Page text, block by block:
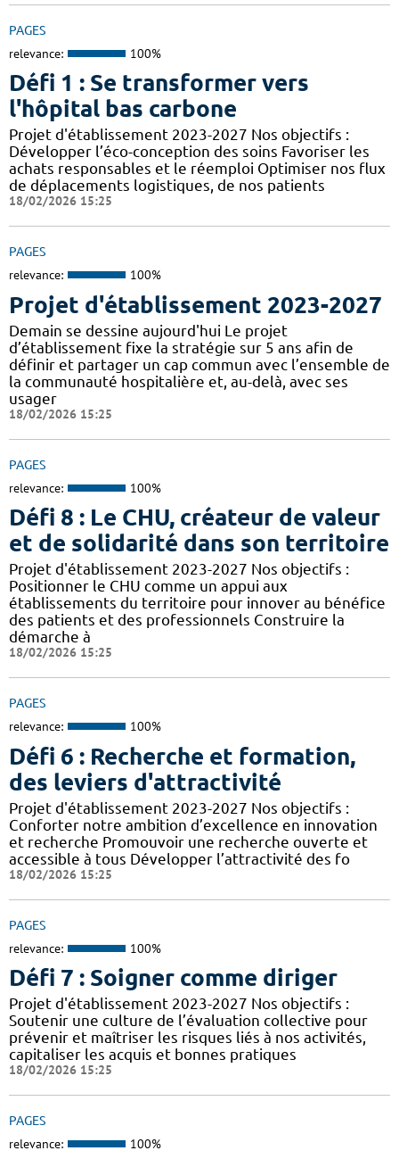
PAGES
relevance: 100%
Défi 1 : Se transformer vers
l'hôpital bas carbone
Projet d'établissement 2023-2027 Nos objectifs :
Développer l’éco-conception des soins Favoriser les
achats responsables et le réemploi Optimiser nos flux
de déplacements logistiques, de nos patients
18/02/2026 15:25
PAGES
relevance: 100%
Projet d'établissement 2023-2027
Demain se dessine aujourd'hui Le projet
d’établissement fixe la stratégie sur 5 ans afin de
définir et partager un cap commun avec l’ensemble de
la communauté hospitalière et, au-delà, avec ses
usager
18/02/2026 15:25
PAGES
relevance: 100%
Défi 8 : Le CHU, créateur de valeur
et de solidarité dans son territoire
Projet d'établissement 2023-2027 Nos objectifs :
Positionner le CHU comme un appui aux
établissements du territoire pour innover au bénéfice
des patients et des professionnels Construire la
démarche à
18/02/2026 15:25
PAGES
relevance: 100%
Défi 6 : Recherche et formation,
des leviers d'attractivité
Projet d'établissement 2023-2027 Nos objectifs :
Conforter notre ambition d’excellence en innovation
et recherche Promouvoir une recherche ouverte et
accessible à tous Développer l’attractivité des fo
18/02/2026 15:25
PAGES
relevance: 100%
Défi 7 : Soigner comme diriger
Projet d'établissement 2023-2027 Nos objectifs :
Soutenir une culture de l’évaluation collective pour
prévenir et maîtriser les risques liés à nos activités,
capitaliser les acquis et bonnes pratiques
18/02/2026 15:25
PAGES
relevance: 100%